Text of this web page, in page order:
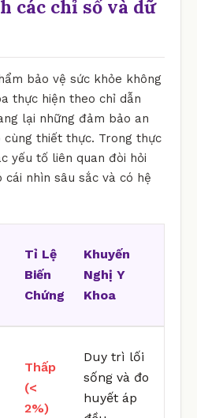
các chỉ số và dữ
bảo vệ sức khỏe không
thực hiện theo chỉ dẫn
lại những đảm bảo an
thiết thực. Trong thực
yếu tố liên quan đòi hỏi
cái nhìn sâu sắc và có hệ
Tỉ Lệ
Biến
Chứng
Khuyến
Nghị Y
Khoa
Thấp
(<
2%)
Duy trì lối
sống và đo
huyết áp